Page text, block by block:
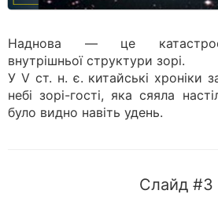
Наднова — це
внутрішньої структури зорі.
У V ст. н. є. китайські хроніки
небі зорі-гості, яка сяяла
було видно навіть удень.
Слайд #3